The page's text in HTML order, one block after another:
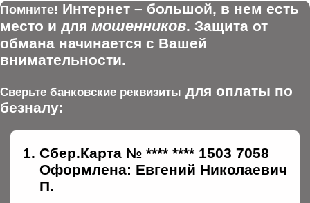
Помните! Интернет – большой, в нем есть
место и для мошенников. Защита от
обмана начинается с Вашей
внимательности.
Сверьте банковские реквизиты для оплаты по
безналу:
Сбер.Карта № **** **** 1503 7058
Оформлена: Евгений Николаевич
П.